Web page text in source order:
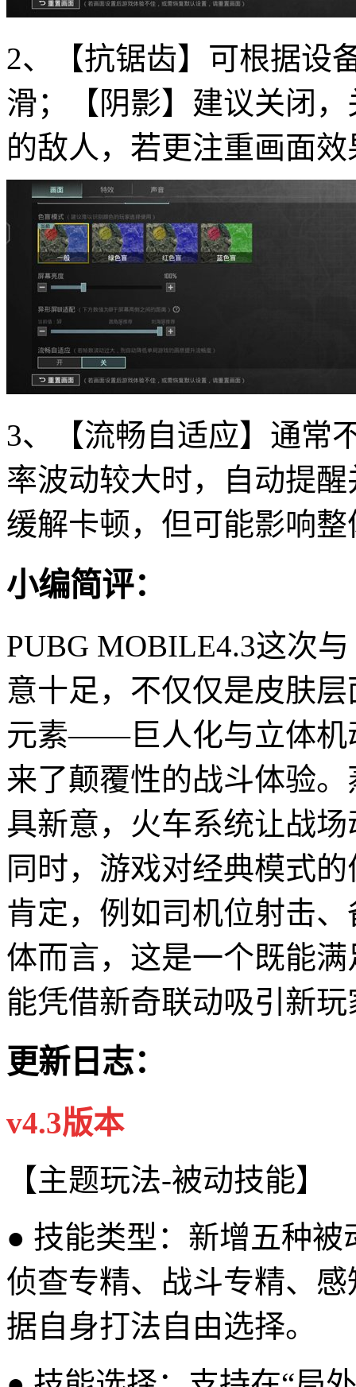
2、【抗锯齿】可根据设
滑；【阴影】建议关闭
的敌人，若更注重画面
3、【流畅自适应】通常
率波动较大时，自动提
缓解卡顿，但可能影响
小编简评：
PUBG MOBILE4.3这次
意十足，不仅仅是皮肤
元素——巨人化与立体机
来了颠覆性的战斗体验
具新意，火车系统让战
同时，游戏对经典模式
肯定，例如司机位射击
体而言，这是一个既能
能凭借新奇联动吸引新
更新日志：
v4.3版本
【主题玩法-被动技能】
● 技能类型：新增五种
侦查专精、战斗专精、
据自身打法自由选择。